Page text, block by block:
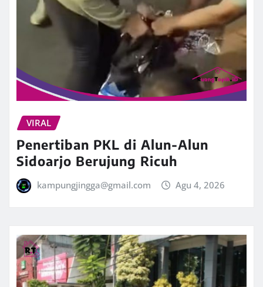
VIRAL
Penertiban PKL di Alun-Alun
Sidoarjo Berujung Ricuh
kampungjingga@gmail.com Agu 4, 2026